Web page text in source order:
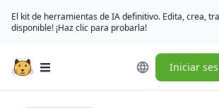
El kit de herramientas de IA definitivo. Edita, crea,
disponible! ¡Haz clic para probarla!
Open main menu Iniciar